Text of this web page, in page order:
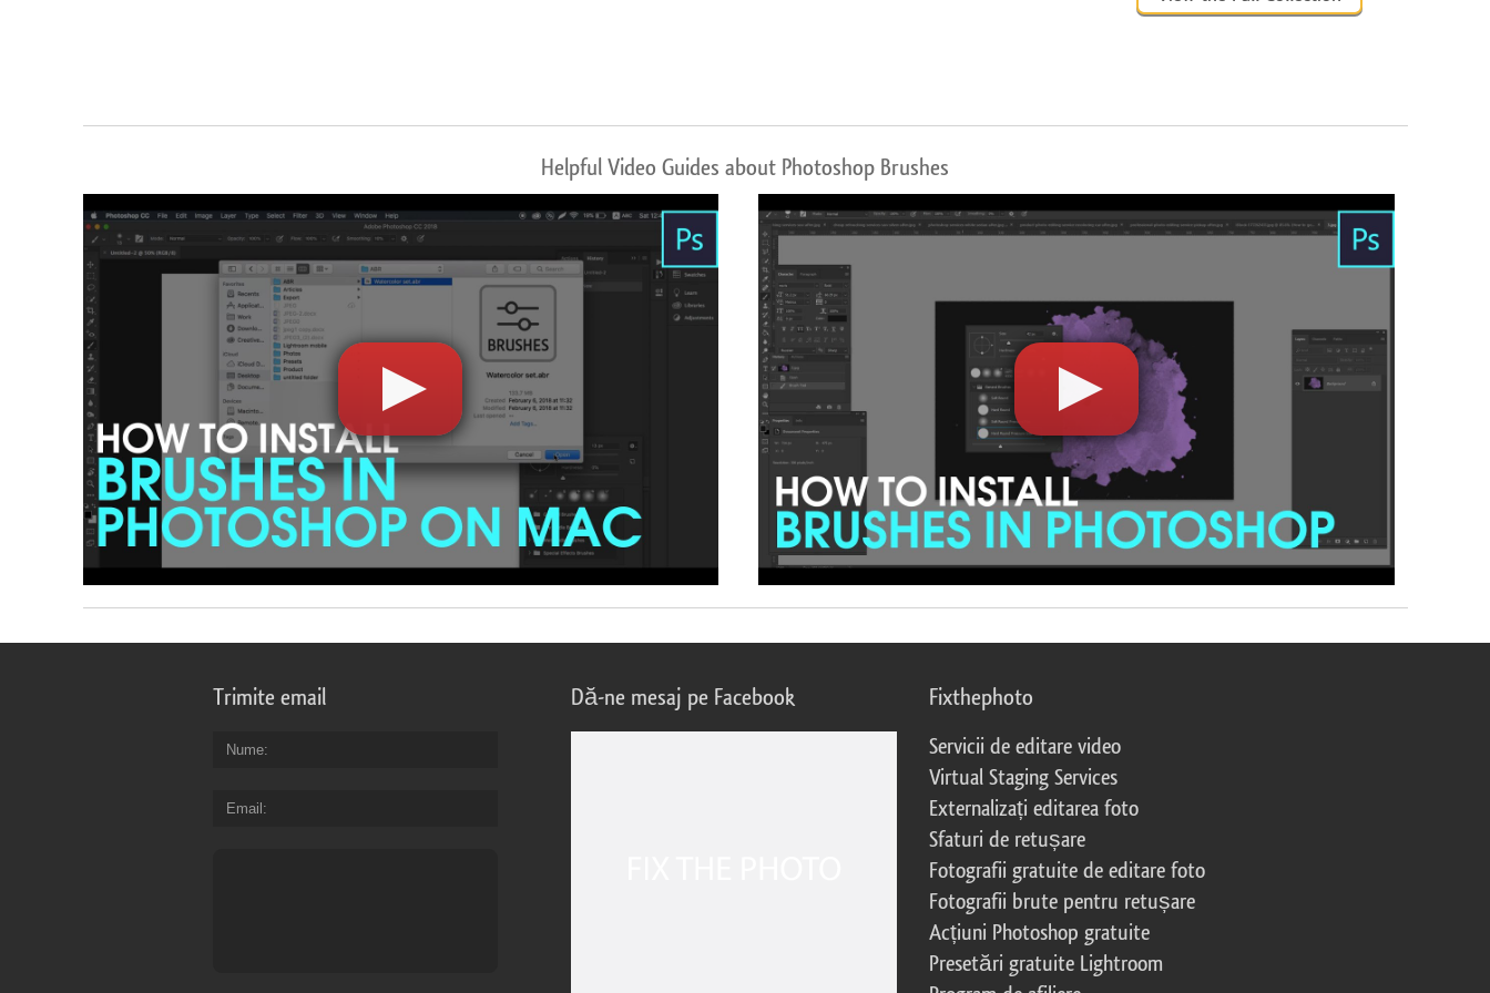
Helpful Video Guides about Photoshop Brushes
Trimite email
Nume
Email
Dă-ne mesaj pe Facebook Fixthephoto
Servicii de editare video
Virtual Staging Services
Externalizați editarea foto
Sfaturi de retușare
Fotografii gratuite de editare foto
Fotografii brute pentru retușare
Acțiuni Photoshop gratuite
Presetări gratuite Lightroom